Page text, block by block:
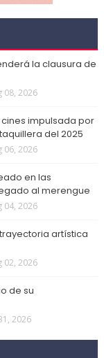
la clausura de
08, 2026
cines impulsada por
del 2025
06, 2026
en las
al merengue
04, 2026
artística
02, 2026
de su
2026